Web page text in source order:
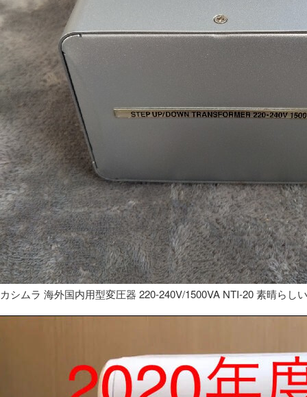
カシムラ 海外国内用型変圧器 220-240V/1500VA NTI-20 素晴らし